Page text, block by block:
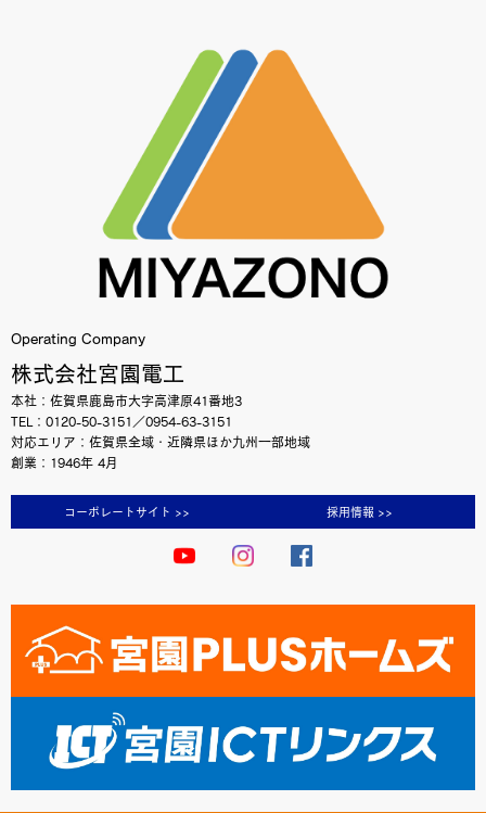
Operating Company
株式会社宮園電工
本社：佐賀県鹿島市大字高津原41番地3
TEL：0120-50-3151／0954-63-3151
対応エリア：佐賀県全域・近隣県ほか九州一部地域
創業：1946年 4月
コーポレートサイト >> 採用情報 >>